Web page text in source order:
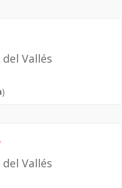
Vallés
)
Vallés